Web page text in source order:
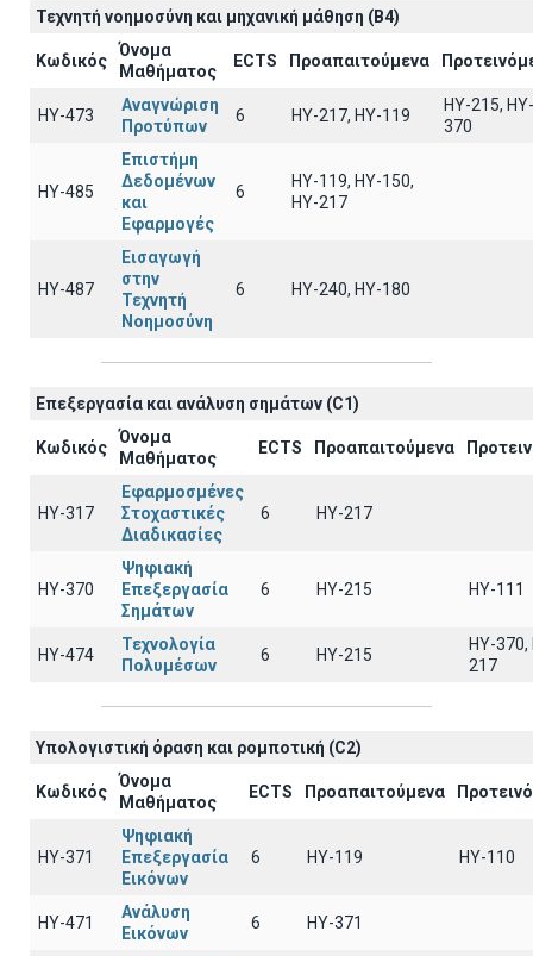
Τεχνητή νοημοσύνη και μηχανική μάθηση (B4)
Κωδικός
Όνομα
Μαθήματος
ECTS Προαπαιτούμενα
ΗΥ-473
Αναγνώριση
Προτύπων
6 HY-217, HY-119
HY-215, HY-
370
ΗΥ-485
Επιστήμη
Δεδομένων
και
Εφαρμογές
6
ΗΥ-119, ΗΥ-150,
ΗΥ-217
ΗΥ-487
Εισαγωγή
στην
Τεχνητή
Νοημοσύνη
6 HY-240, HY-180
Επεξεργασία και ανάλυση σημάτων (C1)
Κωδικός
Όνομα
Μαθήματος
ECTS Προαπαιτούμενα
ΗΥ-317
Εφαρμοσμένες
Στοχαστικές
Διαδικασίες
6 HY-217
ΗΥ-370
Ψηφιακή
Επεξεργασία
Σημάτων
6 HY-215 HY-111
ΗΥ-474
Τεχνολογία
Πολυμέσων
6 HY-215
HY-370,
217
Υπολογιστική όραση και ρομποτική (C2)
Κωδικός
Όνομα
Μαθήματος
ECTS Προαπαιτούμενα
ΗΥ-371
Ψηφιακή
Επεξεργασία
Εικόνων
6 ΗΥ-119 ΗΥ-110
ΗΥ-471
Ανάλυση
Εικόνων
6 ΗΥ-371